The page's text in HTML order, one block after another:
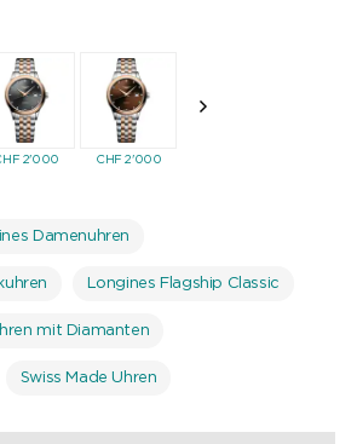
2'000 CHF2'000
Damenuhren
Longines Flagship Classic
mit Diamanten
Swiss Made Uhren